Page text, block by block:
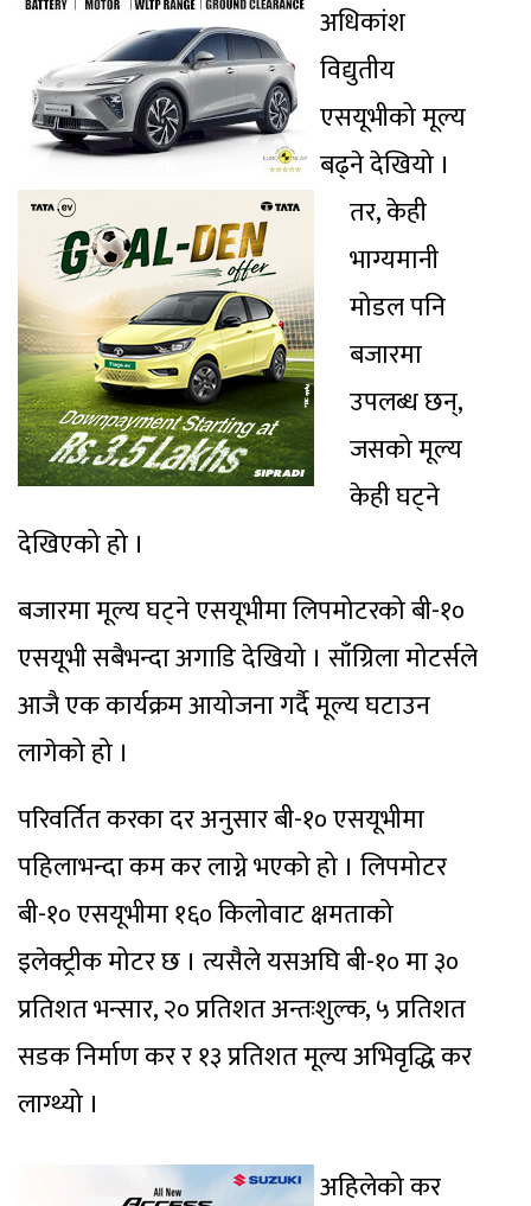
अधिकांश
विद्युतीय
एसयूभीको मूल्य
बढ्ने देखियो ।
तर, केही
भाग्यमानी
मोडल पनि
बजारमा
उपलब्ध छन्,
जसको मूल्य
केही घट्ने
देखिएको हो ।
बजारमा मूल्य घट्ने एसयूभीमा लिपमोटरको बी-१०
एसयूभी सबैभन्दा अगाडि देखियो । साँग्रिला मोटर्सले
आजै एक कार्यक्रम आयोजना गर्दै मूल्य घटाउन
लागेको हो ।
परिवर्तित करका दर अनुसार बी-१० एसयूभीमा
पहिलाभन्दा कम कर लाग्ने भएको हो । लिपमोटर
बी-१० एसयूभीमा १६० किलोवाट क्षमताको
इलेक्ट्रीक मोटर छ । त्यसैले यसअघि बी-१० मा ३०
प्रतिशत भन्सार, २० प्रतिशत अन्तःशुल्क, ५ प्रतिशत
सडक निर्माण कर र १३ प्रतिशत मूल्य अभिवृद्धि कर
लाग्थ्यो ।
अहिलेको कर